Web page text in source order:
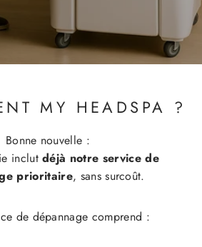
MY HEADSPA ?
Bonne nouvelle :
inclutdéjà notre service de
prioritaire, sans surcoût.
de dépannage comprend :